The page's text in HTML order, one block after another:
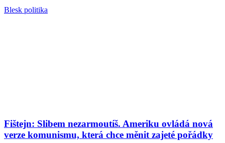
Blesk politika
Fištejn: Slibem nezarmoutíš. Ameriku ovládá nová
verze komunismu, která chce měnit zajeté pořádky